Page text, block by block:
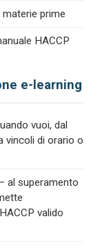
prime
HACCP
e-learning
vuoi, dal
vincoli di orario o
al superamento
valido